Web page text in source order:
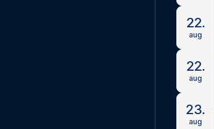
22.
aug
22.
aug
23.
aug